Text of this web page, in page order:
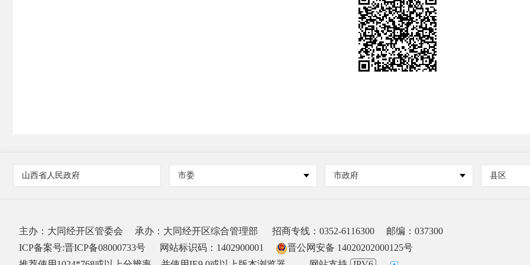
山西省人民政府 市委 市政府 县区
主办：大同经开区管委会 承办：大同经开区综合管理部 招商专线：0352-6116300
邮编：037300
ICP备案号:晋ICP备08000733号
网站标识码：1402900001
晋公网安备 14020202000125号